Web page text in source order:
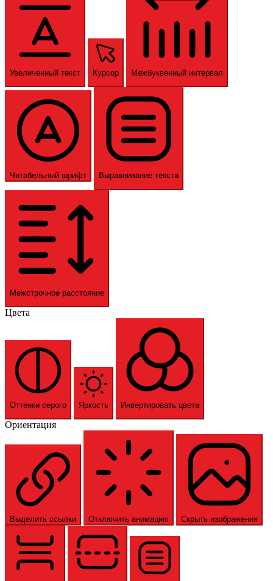
Увеличенный текст Курсор Межбуквенный интервал
Читабельный шрифт Выравнивание текста
Межстрочное расстояние
Цвета
Оттенки серого Яркость Инвертировать цвета
Ориентация
Выделить ссылки Отключить анимацию Скрыть изображения